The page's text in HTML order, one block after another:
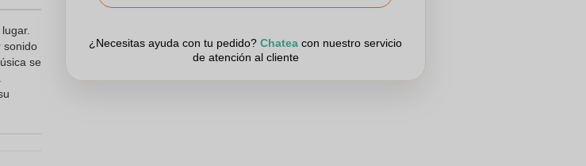
sonido
se
¿Necesitas ayuda con tu pedido? Chatea con nuestro servicio
de atención al cliente